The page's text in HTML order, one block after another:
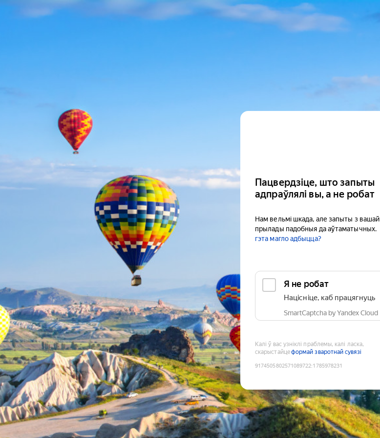
Пацвердзіце, што запыты
адпраўлялі вы, а не робат
Нам вельмі шкада, але запыты з вашай
прылады падобныя да аўтаматычных.
гэта магло адбыцца?
Я не робат
Націсніце, каб працягнуць
SmartCaptcha by Yandex Cloud
Калі ў вас узніклі праблемы, калі ласка,
скарыстайцеформай зваротнай сувязі
9174505802571089722:1785978231